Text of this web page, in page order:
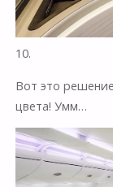
10.
Вот это
цвета! Умм…